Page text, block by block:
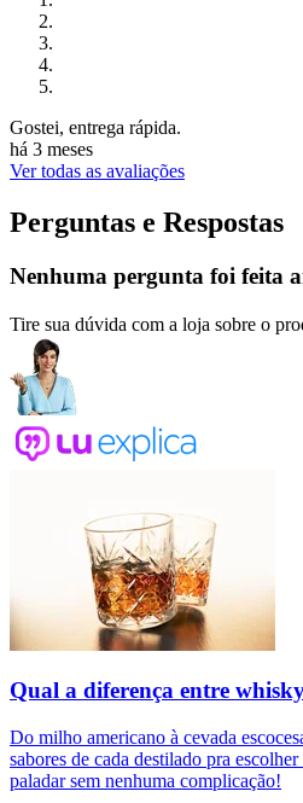
Gostei, entrega rápida.
há 3 meses
Ver todas as avaliações
Perguntas e Respostas
Nenhuma pergunta foi feita
Tire sua dúvida com a loja sobre o
Qual a diferença entre
Do milho americano à cevada
sabores de cada destilado pra
paladar sem nenhuma complicação!